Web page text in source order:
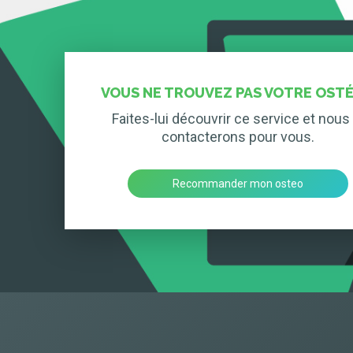
VOUS NE TROUVEZ PAS VOTRE
Faites-lui découvrir ce service et nous
contacterons pour vous.
Recommander mon osteo